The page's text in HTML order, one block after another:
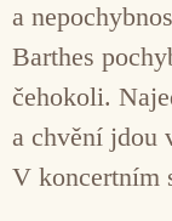
a
Barthes
čehokoli.
a chvění jdou
V koncertním